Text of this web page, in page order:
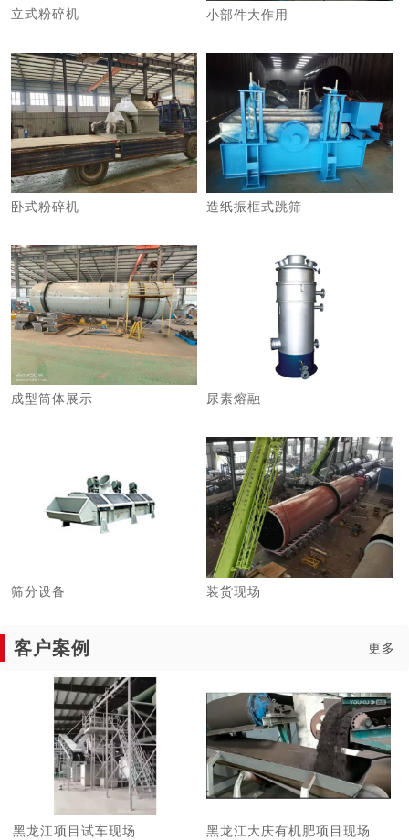
立式粉碎机 小部件大作用
卧式粉碎机 造纸振框式跳筛
成型筒体展示 尿素熔融
筛分设备 装货现场
客户案例 更多
黑龙江项目试车现场 黑龙江大庆有机肥项目现场